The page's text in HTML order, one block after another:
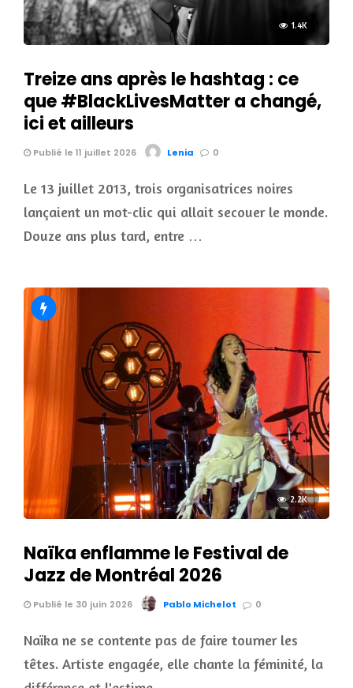
1.4K
Treize ans après le hashtag : ce
que #BlackLivesMatter a changé,
ici et ailleurs
Publié le 11 juillet 2026 Lenia 0
Le 13 juillet 2013, trois organisatrices noires
lançaient un mot-clic qui allait secouer le monde.
Douze ans plus tard, entre …
2.2K
Naïka enflamme le Festival de
Jazz de Montréal 2026
Publié le 30 juin 2026 Pablo Michelot 0
Naïka ne se contente pas de faire tourner les
têtes. Artiste engagée, elle chante la féminité, la